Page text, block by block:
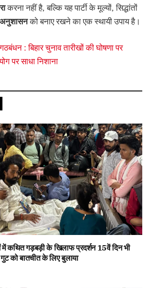
करना नहीं है, बल्कि यह पार्टी के मूल्यों, सिद्धांतों
अनुशासनको बनाए रखने का एक स्थायी उपाय है।
: बिहार चुनाव तारीखों की घोषणा पर
पर साधा निशाना
में कथित गड़बड़ी के खिलाफ प्रदर्शन 15वें दिन भी
को बातचीत के लिए बुलाया